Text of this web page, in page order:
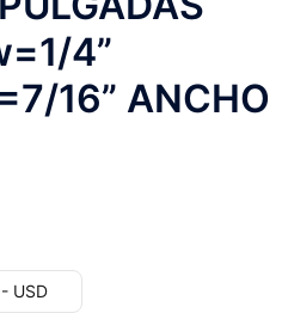
4”
16” ANCHO
USD